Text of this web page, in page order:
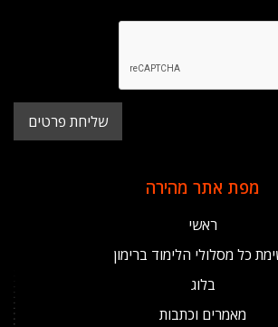
מפת אתר מהירה
ראשי
כל מסלולי הלימוד ברימון
בלוג
מאמרים וכתבות